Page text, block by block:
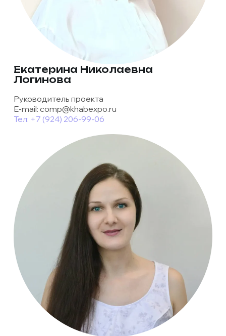
Екатерина Николаевна
Логинова
Руководитель проекта
E-mail: comp@khabexpo.ru
Тел: +7 (924) 206-99-06